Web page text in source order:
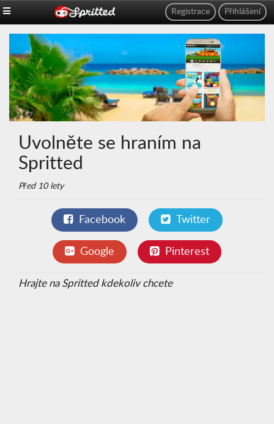
Přihlášení
Registrace
Uvolněte se hraním na
Spritted
Před 10 lety
Facebook Twitter
Google Pinterest
Hrajte na Spritted kdekoliv chcete